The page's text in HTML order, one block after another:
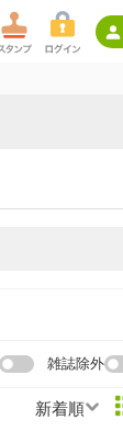
雑誌除外
新着順